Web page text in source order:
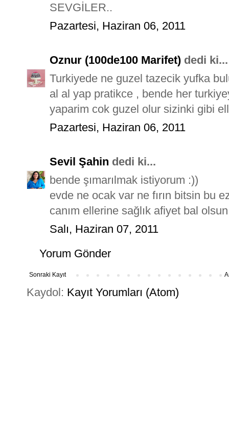
SEVGİLER..
Pazartesi, Haziran 06, 2011
Oznur (100de100 Marifet) dedi ki...
Turkiyede ne guzel tazecik yufka
al al yap pratikce , bende her
yaparim cok guzel olur sizinki gibi
Pazartesi, Haziran 06, 2011
Sevil Şahin dedi ki...
bende şımarılmak istiyorum :))
evde ne ocak var ne fırın bitsin bu
canım ellerine sağlık afiyet bal olsun
Salı, Haziran 07, 2011
Yorum Gönder
Sonraki Kayıt
Kaydol: Kayıt Yorumları (Atom)